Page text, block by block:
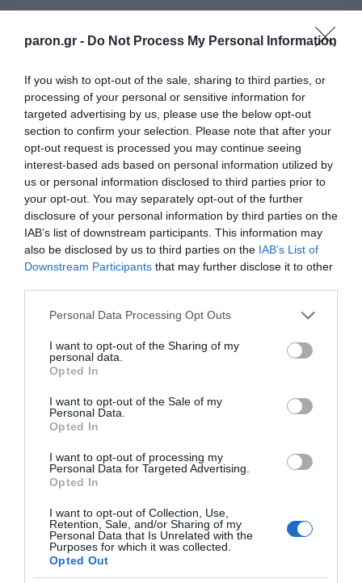
paron.gr - Do Not Process My Personal Information
If you wish to opt-out of the sale, sharing to third parties, or
processing of your personal or sensitive information for
targeted advertising by us, please use the below opt-out
section to confirm your selection. Please note that after your
opt-out request is processed you may continue seeing
interest-based ads based on personal information utilized by
us or personal information disclosed to third parties prior to
your opt-out. You may separately opt-out of the further
disclosure of your personal information by third parties on the
IAB’s list of downstream participants. This information may
also be disclosed by us to third parties on the IAB’s List of
Downstream Participants that may further disclose it to other
Please note that this website/app uses one or more Google
not limited to your visit or usage behaviour. You may click to
grant or deny consent to Google and its third-party tags to
use your data for below specified purposes in below Google
consent section.
Personal Data Processing Opt Outs
I want to opt-out of the Sharing of my
personal data.
Opted In
I want to opt-out of the Sale of my
Personal Data.
Opted In
I want to opt-out of processing my
Personal Data for Targeted Advertising.
Opted In
I want to opt-out of Collection, Use,
Retention, Sale, and/or Sharing of my
Personal Data that Is Unrelated with the
Purposes for which it was collected.
Opted Out
αποτελέσει ένα επιχειρησιακό μοντέλο. Ένα
συζητηθούν είναι η παράταση και η επέκταση
της εντολής της επιχείρησης «ASPIDES», ώστε
να συμπεριλάβει και μια διαφορετική
γεωγραφική περιοχή. Ωστόσο, για να έχει
νόημα αυτό, χρειαζόμαστε πρώτα μια λύση
μέσω των διαπραγματεύσεων. Θεωρώ ότι δεν
είναι ρεαλιστικό να προσκοδούμε ότι
οποιοσδήποτε θα στείλει πλοία σε μια
γεωγραφική περιοχή που βρίσκεται ακόμα σε
κατάσταση σχεδόν στρατιωτικής σύρραξης.
Επομένως, χρειαζόμαστε, πρώτα απ’ όλα, μια
λύση μέσω διαπραγματεύσεων. Και μετά από
αυτό, αν προκύψει ανάγκη για ειρηνευτική
ήμασταν πρόθυμοι να συμμετάσχουμε. Έχουμε
το μοντέλο, το έχουμε κάνει ήδη, και θα
ενθάρρυνα άλλες ευρωπαϊκές χώρες να
εξετάσουν σοβαρά την αποστολή ναυτικών
δυνάμεων στην περιοχή.